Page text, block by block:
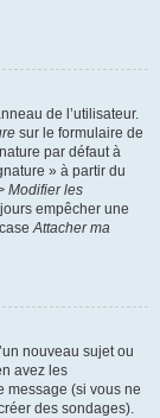
de l’utilisateur.
sur le formulaire de
par défaut à
» à partir du
Modifier les
empêcher une
Attacher ma
nouveau sujet ou
avez les
message (si vous ne
des sondages).